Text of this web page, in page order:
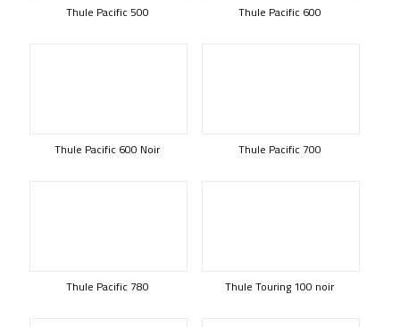
Thule Pacific 500 Thule Pacific 600
Thule Pacific 600 Noir Thule Pacific 700
Thule Pacific 780 Thule Touring 100 noir